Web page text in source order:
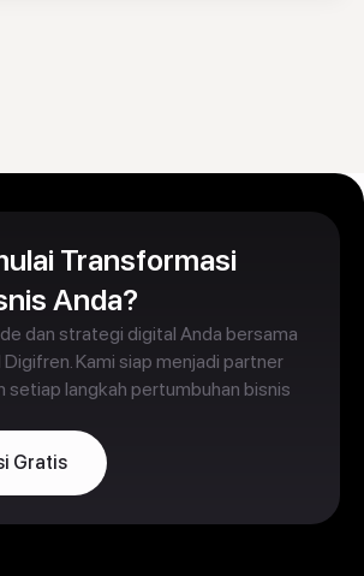
Transformasi
Anda?
dan strategi digital Anda bersama
Kami siap menjadi partner
setiap langkah pertumbuhan bisnis
Gratis